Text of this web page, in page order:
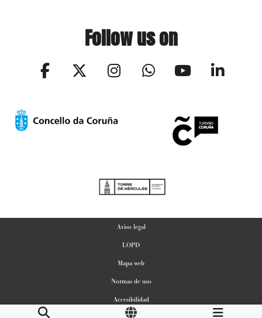
Follow us on
Aviso legal
LOPD
Mapa web
Normas de uso
Accesibilidad